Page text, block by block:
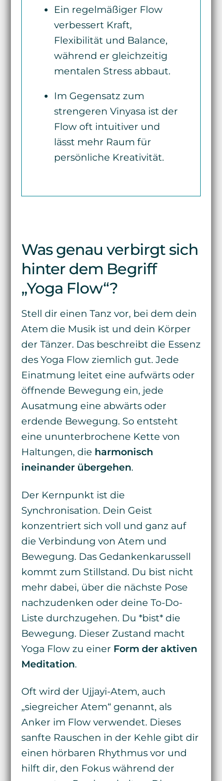
Ein regelmäßiger Flow
verbessert Kraft,
Flexibilität und Balance,
während er gleichzeitig
mentalen Stress abbaut.
Im Gegensatz zum
strengeren Vinyasa ist der
Flow oft intuitiver und
lässt mehr Raum für
persönliche Kreativität.
Was genau verbirgt sich
hinter dem Begriff
„Yoga Flow“?
Stell dir einen Tanz vor, bei dem dein
Atem die Musik ist und dein Körper
der Tänzer. Das beschreibt die Essenz
des Yoga Flow ziemlich gut. Jede
Einatmung leitet eine aufwärts oder
öffnende Bewegung ein, jede
Ausatmung eine abwärts oder
erdende Bewegung. So entsteht
eine ununterbrochene Kette von
Haltungen, die harmonisch
ineinander übergehen.
Der Kernpunkt ist die
Synchronisation. Dein Geist
konzentriert sich voll und ganz auf
die Verbindung von Atem und
Bewegung. Das Gedankenkarussell
kommt zum Stillstand. Du bist nicht
mehr dabei, über die nächste Pose
nachzudenken oder deine To-Do-
Liste durchzugehen. Du *bist* die
Bewegung. Dieser Zustand macht
Yoga Flow zu einer Form der aktiven
Meditation.
Oft wird der Ujjayi-Atem, auch
„siegreicher Atem“ genannt, als
Anker im Flow verwendet. Dieses
sanfte Rauschen in der Kehle gibt dir
einen hörbaren Rhythmus vor und
hilft dir, den Fokus während der